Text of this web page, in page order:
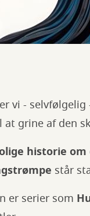
vi - selvfølgelig
grine af den
historie
står
er serier som